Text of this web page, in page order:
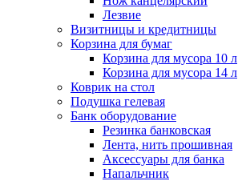
Лезвие
Визитницы и кредитницы
Корзина для бумаг
Корзина для мусора 10 л
Корзина для мусора 14 л
Коврик на стол
Подушка гелевая
Банк оборудование
Резинка банковская
Лента, нить прошивная
Аксессуары для банка
Напальчник